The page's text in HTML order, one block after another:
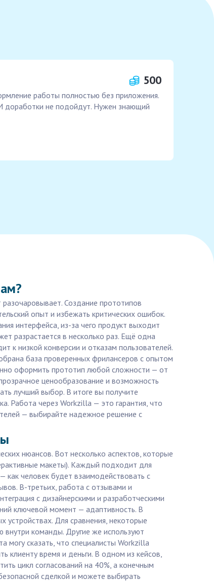
500
работы полностью без приложения.
доработки не подойдут. Нужен знающий
Создание прототипов
опыт и избежать критических ошибок.
интерфейса, из-за чего продукт выходит
разрастается в несколько раз. Ещё одна
к низкой конверсии и отказам пользователей.
база проверенных фрилансеров с опытом
оформить прототип любой сложности — от
ценообразование и возможность
лучший выбор. В итоге вы получите
Работа через Workzilla — это гарантия, что
— выбирайте надежное решение с
нюансов. Вот несколько аспектов, которые
макеты). Каждый подходит для
как человек будет взаимодействовать с
В-третьих, работа с отзывами и
с дизайнерскими и разработческими
ключевой момент — адаптивность. В
Для сравнения, некоторые
команды. Другие же используют
сказать, что специалисты Workzilla
клиенту время и деньги. В одном из кейсов,
цикл согласований на 40%, а конечным
сделкой и можете выбирать